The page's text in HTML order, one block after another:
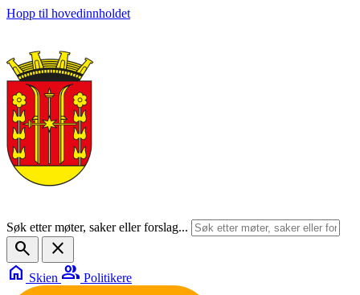
Hopp til hovedinnholdet
Søk etter møter, saker eller forslag...
search
close
home Skien group Politikere